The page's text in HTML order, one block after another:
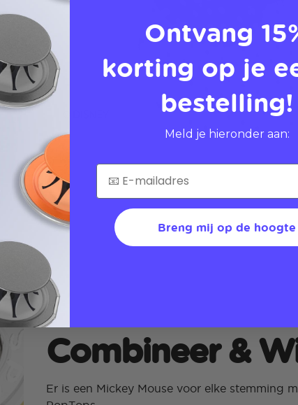
Combineer &
Er is een Mickey Mouse voor elke stemming
Ontvang
korting op je
bestelling!
Meld je hieronder aan:
Breng mij op de hoogte